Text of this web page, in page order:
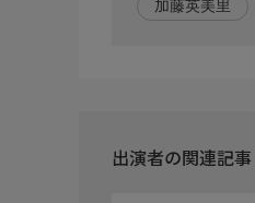
加藤英美里
出演者の関連記事